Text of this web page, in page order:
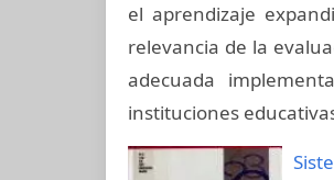
el aprendizaje
relevancia de la
adecuada
instituciones